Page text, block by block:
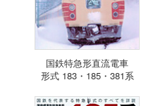
国鉄特急形直流電車
形式 183・185・381系